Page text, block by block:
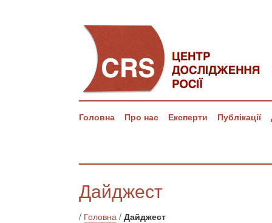
Головна Про нас Експерти Публікації
Дайджест
/ Головна / Дайджест